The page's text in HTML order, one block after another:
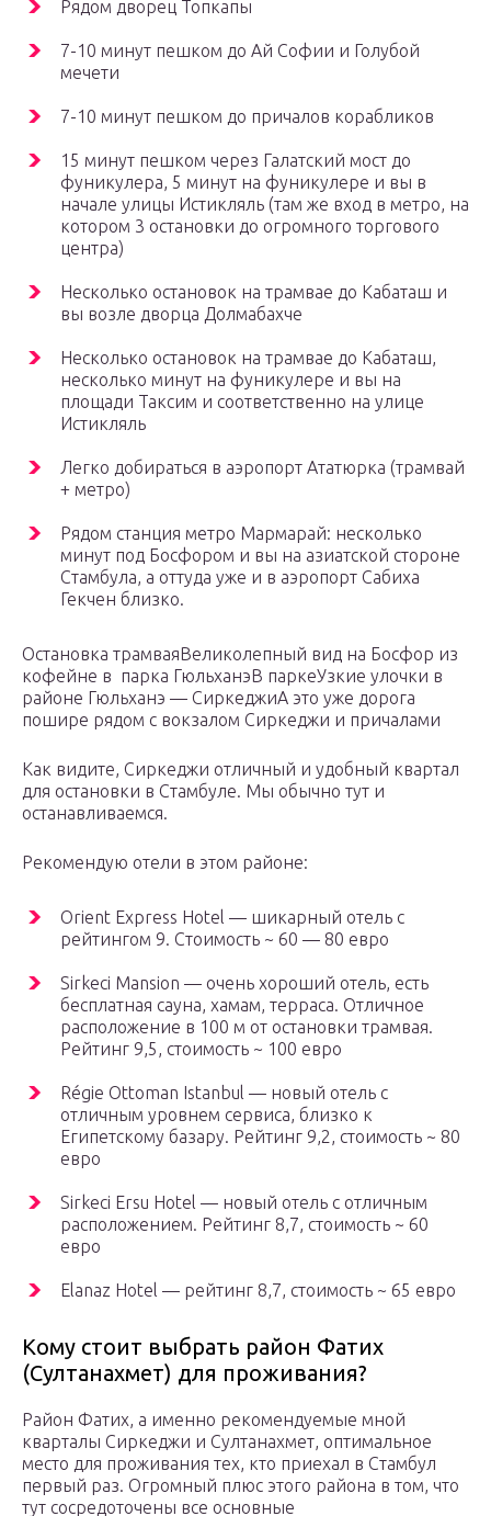
Рядом дворец Топкапы
7-10 минут пешком до Ай Софии и Голубой
мечети
7-10 минут пешком до причалов корабликов
15 минут пешком через Галатский мост до
фуникулера, 5 минут на фуникулере и вы в
начале улицы Истикляль (там же вход в метро, на
котором 3 остановки до огромного торгового
центра)
Несколько остановок на трамвае до Кабаташ и
вы возле дворца Долмабахче
Несколько остановок на трамвае до Кабаташ,
несколько минут на фуникулере и вы на
площади Таксим и соответственно на улице
Истикляль
Легко добираться в аэропорт Ататюрка (трамвай
+ метро)
Рядом станция метро Мармарай: несколько
минут под Босфором и вы на азиатской стороне
Стамбула, а оттуда уже и в аэропорт Сабиха
Гекчен близко.
Остановка трамваяВеликолепный вид на Босфор из
кофейне в парка ГюльханэВ паркеУзкие улочки в
районе Гюльханэ — СиркеджиА это уже дорога
пошире рядом с вокзалом Сиркеджи и причалами
Как видите, Сиркеджи отличный и удобный квартал
для остановки в Стамбуле. Мы обычно тут и
останавливаемся.
Рекомендую отели в этом районе:
Orient Express Hotel — шикарный отель с
рейтингом 9. Стоимость ~ 60 — 80 евро
Sirkeci Mansion — очень хороший отель, есть
бесплатная сауна, хамам, терраса. Отличное
расположение в 100 м от остановки трамвая.
Рейтинг 9,5, стоимость ~ 100 евро
Régie Ottoman Istanbul — новый отель с
отличным уровнем сервиса, близко к
Египетскому базару. Рейтинг 9,2, стоимость ~ 80
евро
Sirkeci Ersu Hotel — новый отель с отличным
расположением. Рейтинг 8,7, стоимость ~ 60
евро
Elanaz Hotel — рейтинг 8,7, стоимость ~ 65 евро
Кому стоит выбрать район Фатих
(Султанахмет) для проживания?
Район Фатих, а именно рекомендуемые мной
кварталы Сиркеджи и Султанахмет, оптимальное
место для проживания тех, кто приехал в Стамбул
первый раз. Огромный плюс этого района в том, что
тут сосредоточены все основные